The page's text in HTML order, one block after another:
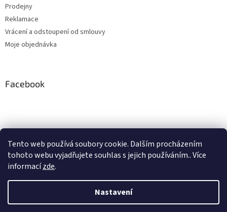
Tento web používá soubory cookie. Dalším procházením
tohoto webu vyjadřujete souhlas s jejich používáním.. Více
informacízde.
Nastavení
Prodejny
Reklamace
Vrácení a odstoupení od smlouvy
Moje objednávka
Facebook
Instagram
Sledovat na Instagramu
Vytvořil Shoptet